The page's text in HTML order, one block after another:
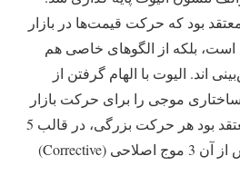
بود که حرکت قیمت‌ها در بازار
است، بلکه از الگوهای خاصی هم
اند. الیوت با الهام گرفتن از
موجی را برای حرکت بازار
کشف و معرفی کرد. او معتقد بود هر حرکت بزرگی، در قالب 5
موج جنبشی(Motive) و پس از آن 3 موج اصلاحی (Corrective)